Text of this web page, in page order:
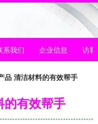
系我们 企业信息 访客
品 清洁材料的有效帮手
的有效帮手